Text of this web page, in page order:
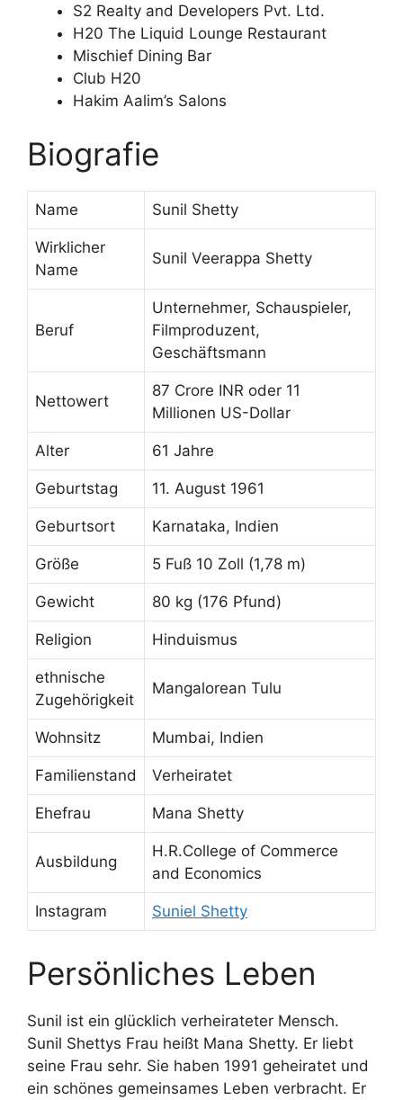
S2 Realty and Developers Pvt. Ltd.
H20 The Liquid Lounge Restaurant
Mischief Dining Bar
Club H20
Hakim Aalim’s Salons
Biografie
Name Sunil Shetty
Wirklicher
Name
Sunil Veerappa Shetty
Beruf
Unternehmer, Schauspieler,
Filmproduzent,
Geschäftsmann
Nettowert
87 Crore INR oder 11
Millionen US-Dollar
Alter 61 Jahre
Geburtstag 11. August 1961
Geburtsort Karnataka, Indien
Größe 5 Fuß 10 Zoll (1,78 m)
Gewicht 80 kg (176 Pfund)
Religion Hinduismus
ethnische
Zugehörigkeit
Mangalorean Tulu
Wohnsitz Mumbai, Indien
Familienstand Verheiratet
Ehefrau Mana Shetty
Ausbildung
H.R.College of Commerce
and Economics
Instagram Suniel Shetty
Persönliches Leben
Sunil ist ein glücklich verheirateter Mensch.
Sunil Shettys Frau heißt Mana Shetty. Er liebt
seine Frau sehr. Sie haben 1991 geheiratet und
ein schönes gemeinsames Leben verbracht. Er